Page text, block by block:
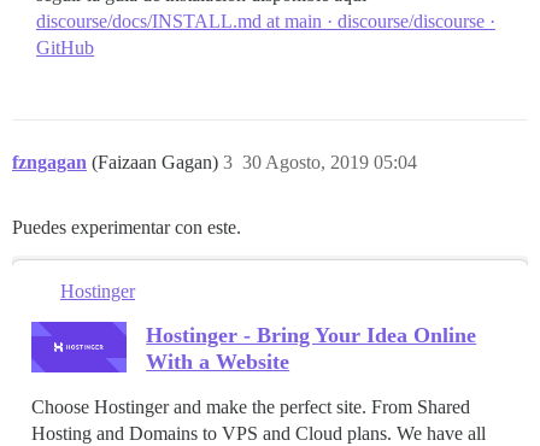
discourse/docs/INSTALL.md at main · discourse/discourse ·
GitHub
fzngagan (Faizaan Gagan) 30 Agosto, 2019 05:04
3
Puedes experimentar con este.
Hostinger
Hostinger - Bring Your Idea Online
With a Website
Choose Hostinger and make the perfect site. From Shared
Hosting and Domains to VPS and Cloud plans. We have all